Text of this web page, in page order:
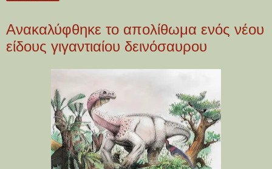
Ανακαλύφθηκε το απολίθωμα ενός νέου
είδους γιγαντιαίου δεινόσαυρου